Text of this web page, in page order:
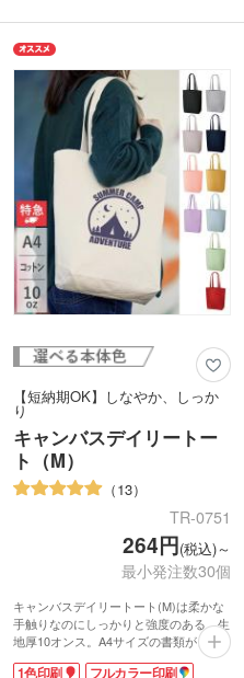
ロゴやイラストが映えるのでオリジナル
バッグの制作におすすめ。印刷面が広い
のでPR効果も抜群！セミナーや会社説
明会にも選ばれます。世界にひとつのオ
リジナルバッグを小ロットで制作できま
すよ。
【短納期OK】しなやか、しっか
り
キャンバスデイリートー
ト（M）
13
TR-0751
264円(税込)～
最小発注数30個
キャンバスデイリートート(M)は柔かな
手触りなのにしっかりと強度のある、生
地厚10オンス。A4サイズの書類がきっ
ちり収納できる肩掛けバッグです。荷物
1色印刷 フルカラー印刷